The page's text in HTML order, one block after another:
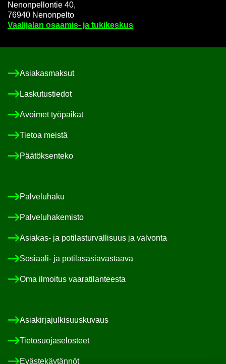
Ne­non­pel­lon­tie 40,
76940 Ne­non­pel­to
Vaa­li­ja­lan osaamis-​ ja tu­ki­kes­kus
Asia­kas­mak­sut
Las­ku­tus­tie­dot
Avoi­met työ­pai­kat
Tie­toa meis­tä
Pää­tök­sen­te­ko
Pal­ve­lu­ha­ku
Pal­ve­lu­ha­ke­mis­to
Asiakas-​ ja po­ti­las­tur­val­li­suus ja val­von­ta
Sosiaali-​ ja po­ti­las­asia­vas­taa­va
Oma il­moi­tus vaa­ra­ti­lan­tees­ta
Asia­kir­ja­jul­ki­suus­ku­vaus
Tie­to­suo­ja­se­los­teet
Eväs­te­käy­tän­nöt